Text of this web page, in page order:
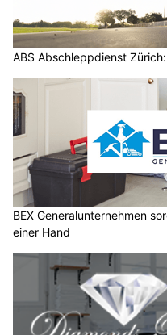
ABS Abschleppdienst
BEX Generalunternehmen
einer Hand